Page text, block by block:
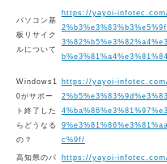
パソコン基
板リサイク
ルについて
https://yayoi-infotec.com/
Windows1
0がサポー
ト終了した
らどうなる
の？
https://yayoi-infotec.com/
c%9f/
高知県のパ
https://yayoi-infotec.com/